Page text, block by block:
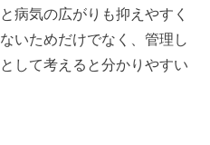
病気の広がりも抑えやすく
いためだけでなく、管理し
して考えると分かりやすい